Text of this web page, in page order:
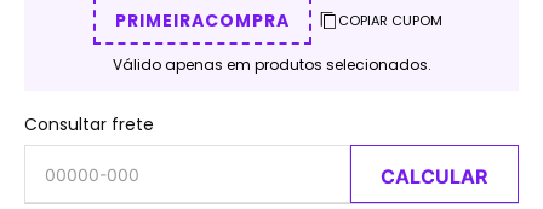
PRIMEIRACOMPRA
COPIAR CUPOM
Válido apenas em produtos selecionados.
Consultar frete
CALCULAR